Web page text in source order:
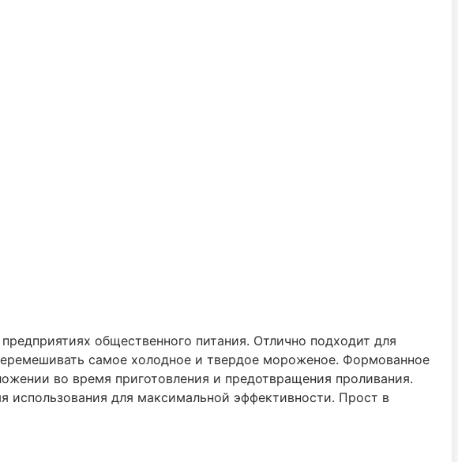
общественного питания. Отлично подходит для
самое холодное и твердое мороженое. Формованное
во время приготовления и предотвращения проливания.
для максимальной эффективности. Прост в